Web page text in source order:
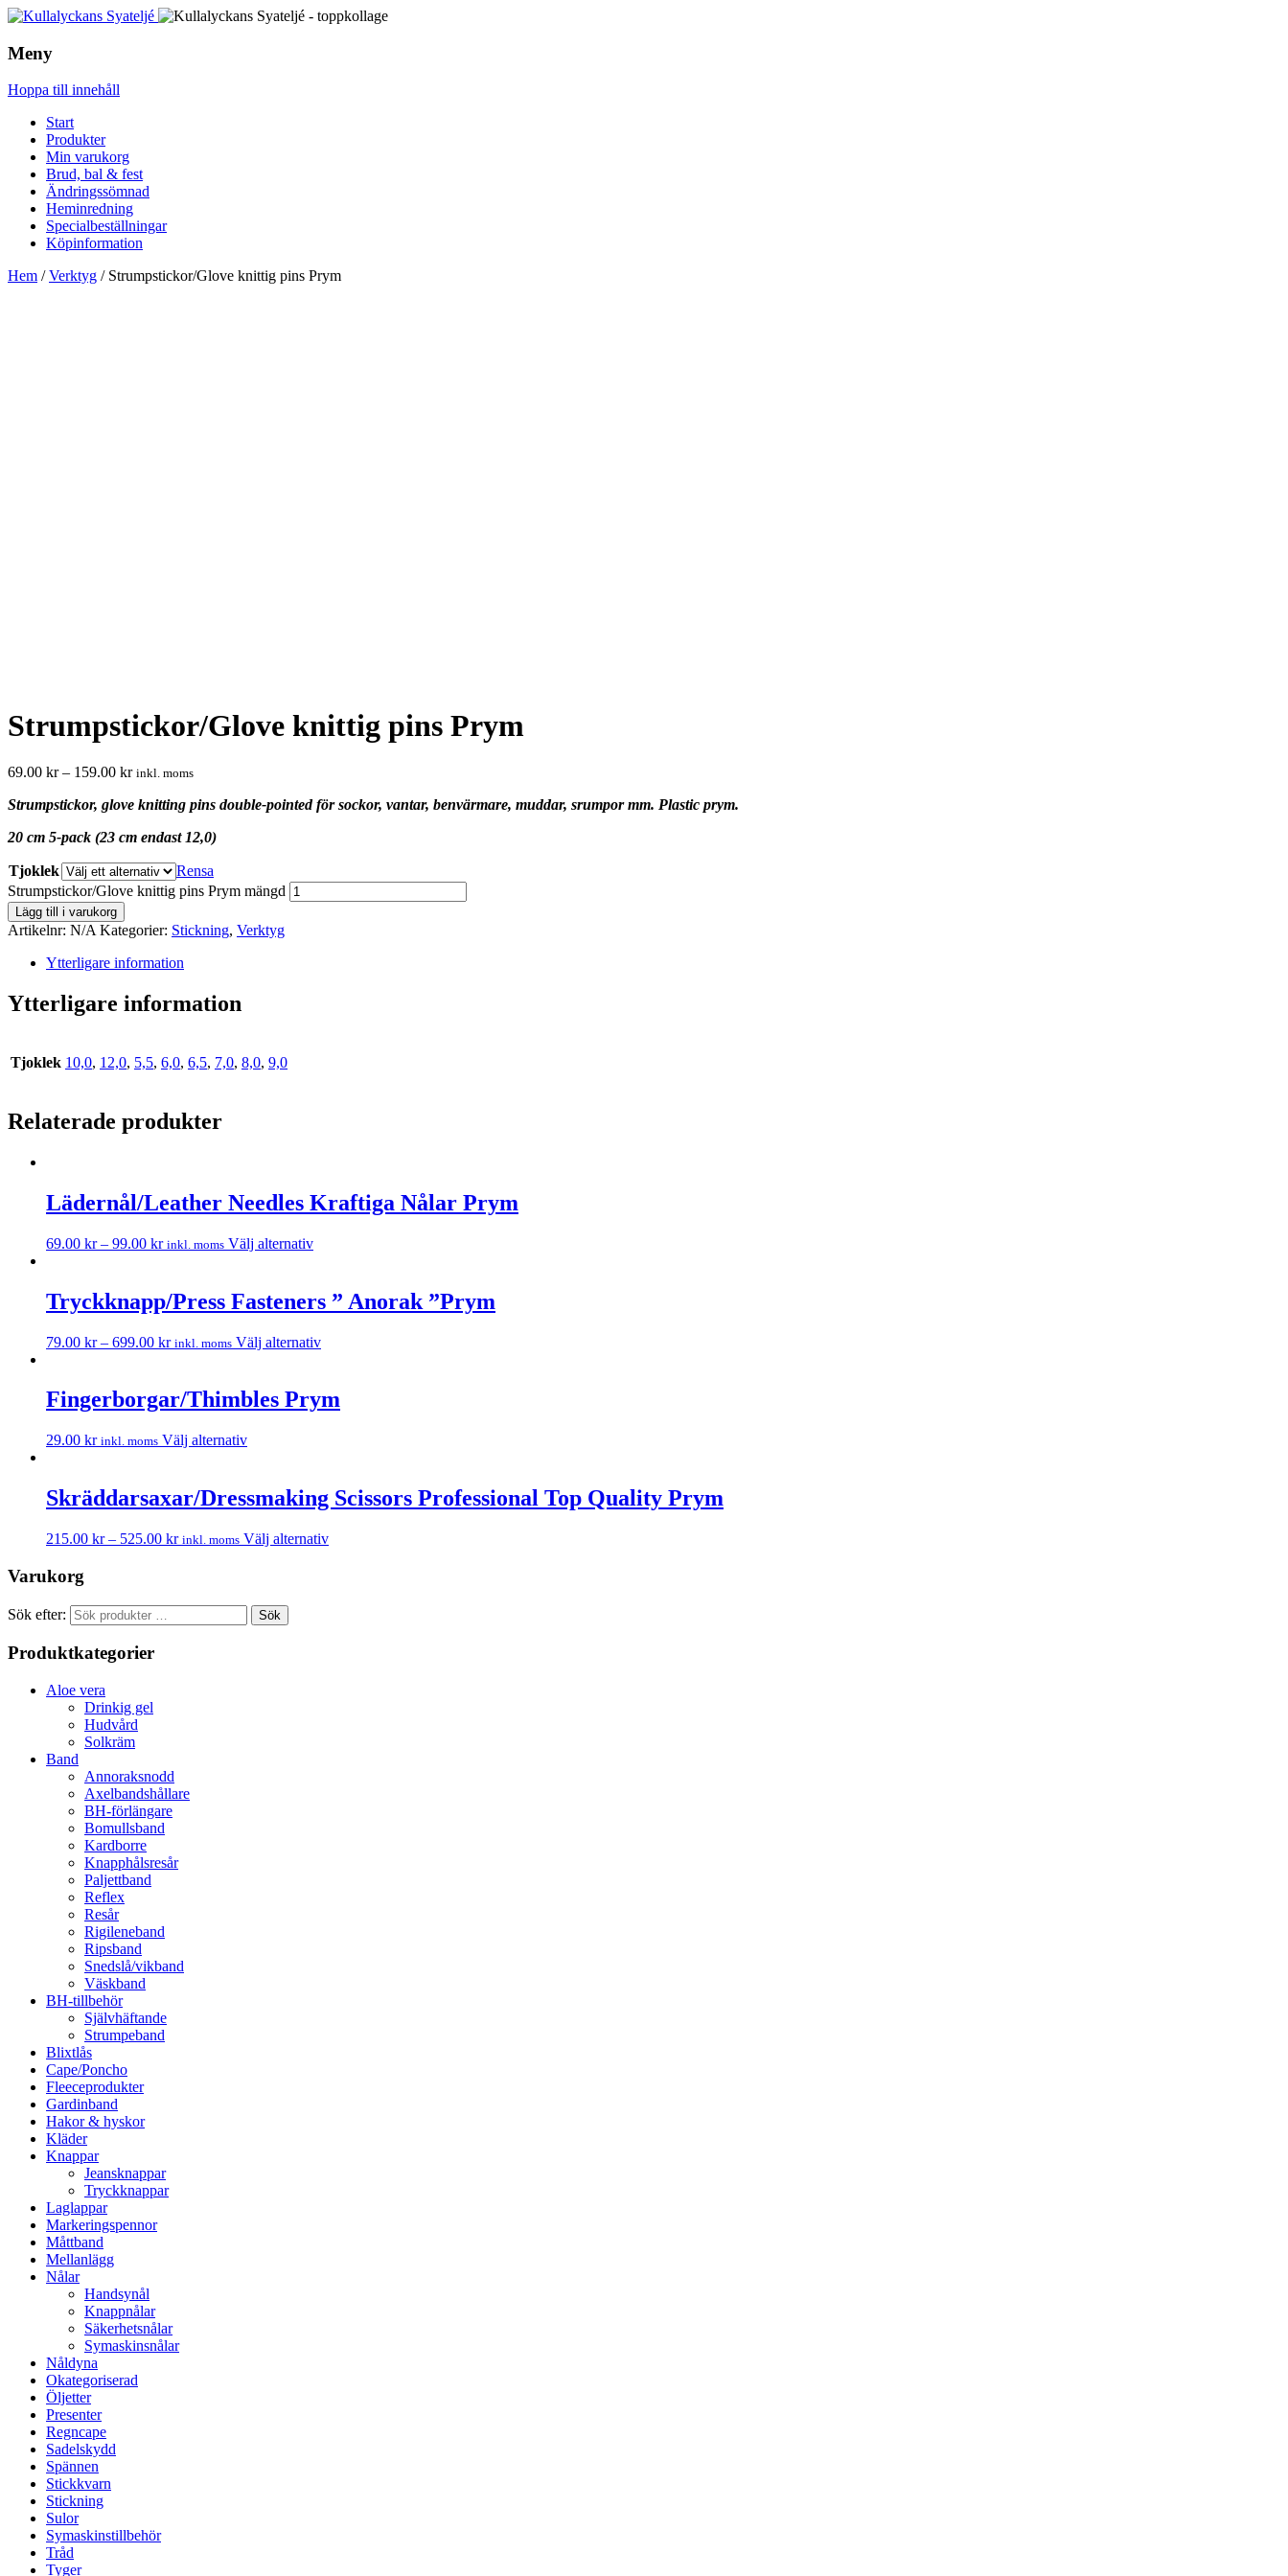
Meny
Hoppa till innehåll
Start
Produkter
Min varukorg
Brud, bal & fest
Ändringssömnad
Heminredning
Specialbeställningar
Köpinformation
Hem /Verktyg / Strumpstickor/Glove knittig pins Prym
Strumpstickor/Glove knittig pins Prym
69.00 kr– 159.00 kr inkl. moms
Strumpstickor, glove knitting pins double-pointed för sockor, vantar, benvärmare, muddar, srumpor mm. Plastic prym.
20 cm 5-pack (23 cm endast 12,0)
Tjoklek
Rensa
Strumpstickor/Glove knittig pins Prym mängd
Lägg till i varukorg
Artikelnr: N/A Kategorier: Stickning, Verktyg
Ytterligare information
Ytterligare information
Tjoklek 10,0, 12,0, 5,5, 6,0, 6,5, 7,0, 8,0, 9,0
Relaterade produkter
Lädernål/Leather Needles Kraftiga Nålar Prym
69.00 kr– 99.00 kr inkl. moms Välj alternativ
Tryckknapp/Press Fasteners ” Anorak ”Prym
79.00 kr– 699.00 kr inkl. moms Välj alternativ
Fingerborgar/Thimbles Prym
29.00 kr inkl. moms Välj alternativ
Skräddarsaxar/Dressmaking Scissors Professional Top Quality Prym
215.00 kr– 525.00 kr inkl. moms Välj alternativ
Varukorg
Sök efter: Sök
Produktkategorier
Aloe vera
Drinkig gel
Hudvård
Solkräm
Band
Annoraksnodd
Axelbandshållare
BH-förlängare
Bomullsband
Kardborre
Knapphålsresår
Paljettband
Reflex
Resår
Rigileneband
Ripsband
Snedslå/vikband
Väskband
BH-tillbehör
Självhäftande
Strumpeband
Blixtlås
Cape/Poncho
Fleeceprodukter
Gardinband
Hakor & hyskor
Kläder
Knappar
Jeansknappar
Tryckknappar
Laglappar
Markeringspennor
Måttband
Mellanlägg
Nålar
Handsynål
Knappnålar
Säkerhetsnålar
Symaskinsnålar
Nåldyna
Okategoriserad
Öljetter
Presenter
Regncape
Sadelskydd
Spännen
Stickkvarn
Stickning
Sulor
Symaskinstillbehör
Tråd
Tyger